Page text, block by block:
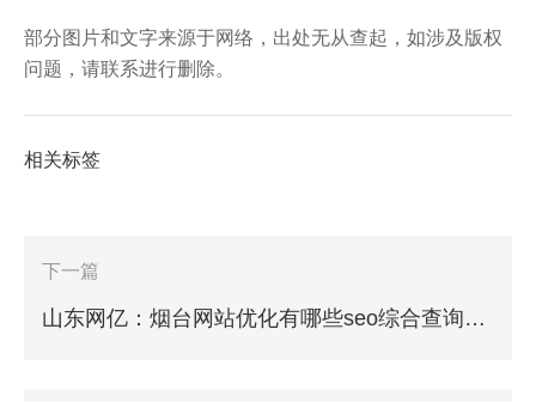
部分图片和文字来源于网络，出处无从查起，如涉及版权
问题，请联系进行删除。
相关标签
下一篇
山东网亿：烟台网站优化有哪些seo综合查询工具